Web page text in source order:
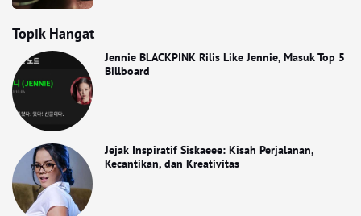
Topik Hangat
Jennie BLACKPINK Rilis Like Jennie, Masuk Top 5
Billboard
Jejak Inspiratif Siskaeee: Kisah Perjalanan,
Kecantikan, dan Kreativitas